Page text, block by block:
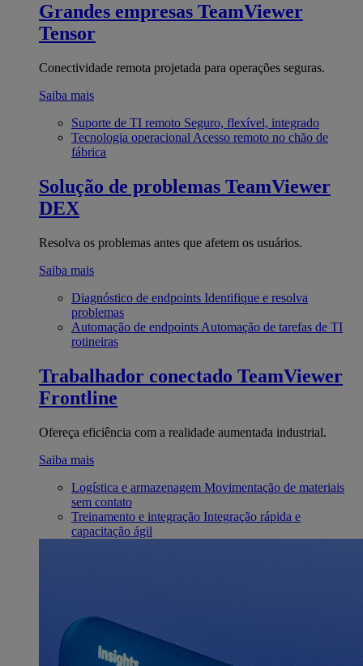
Grandes empresas TeamViewer
Tensor
Conectividade remota projetada para operações seguras.
Saiba mais
Suporte de TI remoto Seguro, flexível, integrado
Tecnologia operacional Acesso remoto no chão de
fábrica
Solução de problemas TeamViewer
DEX
Resolva os problemas antes que afetem os usuários.
Saiba mais
Diagnóstico de endpoints Identifique e resolva
problemas
Automação de endpoints Automação de tarefas de TI
rotineiras
Trabalhador conectado TeamViewer
Frontline
Ofereça eficiência com a realidade aumentada industrial.
Saiba mais
Logística e armazenagem Movimentação de materiais
sem contato
Treinamento e integração Integração rápida e
capacitação ágil